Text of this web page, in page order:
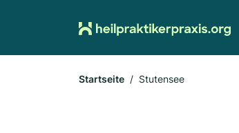
Startseite Stutensee